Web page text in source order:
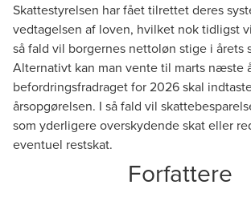
Skattestyrelsen har fået tilrettet deres
vedtagelsen af loven, hvilket nok tidligst
så fald vil borgernes nettoløn stige i årets
Alternativt kan man vente til marts næste
befordringsfradraget for 2026 skal
årsopgørelsen. I så fald vil
som yderligere overskydende skat eller
eventuel restskat.
Forfattere